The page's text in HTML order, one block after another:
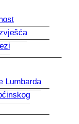
Lumbarda